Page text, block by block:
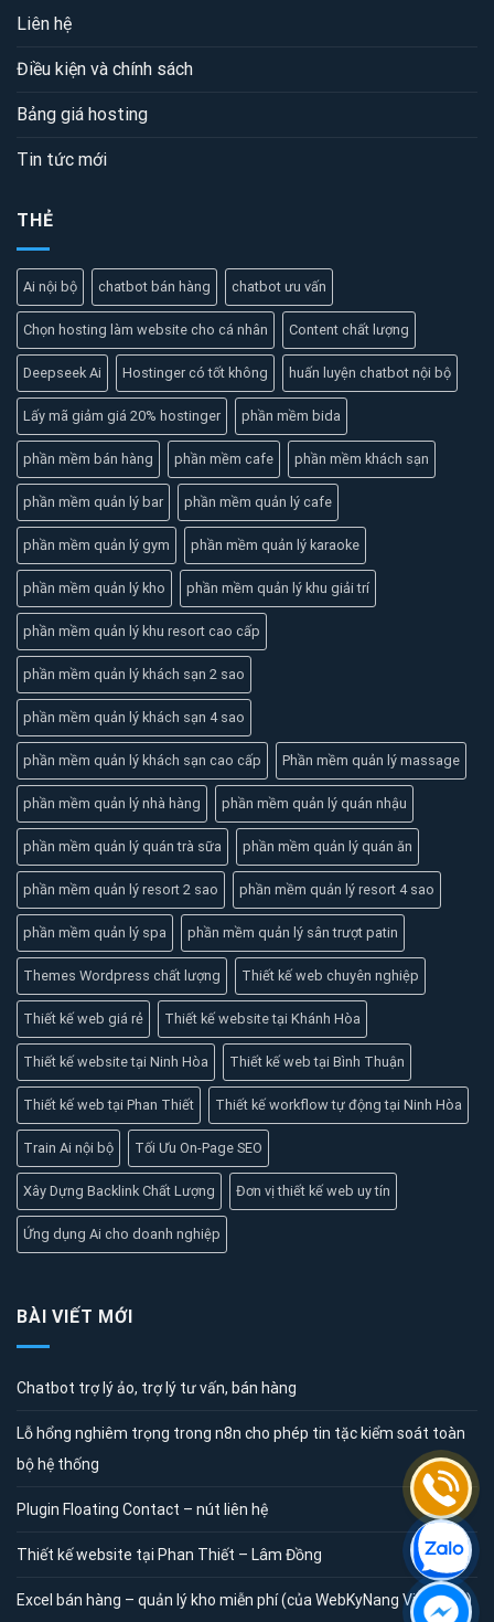
Liên hệ
Điều kiện và chính sách
Bảng giá hosting
Tin tức mới
THẺ
Ai nội bộ chatbot bán hàng chatbot ưu vấn
Chọn hosting làm website cho cá nhân Content chất lượng
Deepseek Ai Hostinger có tốt không huấn luyện chatbot nội bộ
Lấy mã giảm giá 20% hostinger phần mềm bida
phần mềm bán hàng phần mềm cafe phần mềm khách sạn
phần mềm quản lý bar phần mềm quản lý cafe
phần mềm quản lý gym phần mềm quản lý karaoke
phần mềm quản lý kho phần mềm quản lý khu giải trí
phần mềm quản lý khu resort cao cấp
phần mềm quản lý khách sạn 2 sao
phần mềm quản lý khách sạn 4 sao
phần mềm quản lý khách sạn cao cấp Phần mềm quản lý massage
phần mềm quản lý nhà hàng phần mềm quản lý quán nhậu
phần mềm quản lý quán trà sữa phần mềm quản lý quán ăn
phần mềm quản lý resort 2 sao phần mềm quản lý resort 4 sao
phần mềm quản lý spa phần mềm quản lý sân trượt patin
Themes Wordpress chất lượng Thiết kế web chuyên nghiệp
Thiết kế web giá rẻ Thiết kế website tại Khánh Hòa
Thiết kế website tại Ninh Hòa Thiết kế web tại Bình Thuận
Thiết kế web tại Phan Thiết Thiết kế workflow tự động tại Ninh Hòa
Train Ai nội bộ Tối Ưu On-Page SEO
Xây Dựng Backlink Chất Lượng Đơn vị thiết kế web uy tín
Ứng dụng Ai cho doanh nghiệp
BÀI VIẾT MỚI
Chatbot trợ lý ảo, trợ lý tư vấn, bán hàng
Lỗ hổng nghiêm trọng trong n8n cho phép tin tặc kiểm soát toàn
bộ hệ thống
Plugin Floating Contact – nút liên hệ
Thiết kế website tại Phan Thiết – Lâm Đồng
Excel bán hàng – quản lý kho miễn phí (của WebKyNang Việt Nam)